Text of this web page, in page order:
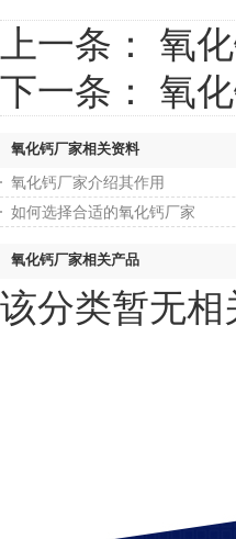
上一条： 氧
下一条： 氧
氧化钙厂家相关资料
氧化钙厂家介绍其作用
如何选择合适的氧化钙厂家
氧化钙厂家相关产品
该分类暂无相